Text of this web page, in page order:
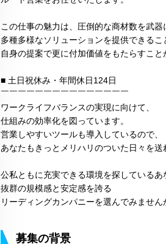
この仕事の魅力は、圧倒的な商材数を武器
多種多様なソリューションを提供できるこ
自身の提案で更に付加価値をもたらすこと
■ 土日祝休み・年間休日124日
￣￣￣￣￣￣￣￣￣￣￣￣￣￣￣
ワークライフバランスの実現に向けて、
仕組みの効率化を図っています。
営業しやすいツールも導入しているので、
あなたもきっとメリハリのついた日々を送
公私ともに充実できる環境を探しているあ
抜群の規模感と安定感を誇る
リーディングカンパニーを選んでみません
募集の背景